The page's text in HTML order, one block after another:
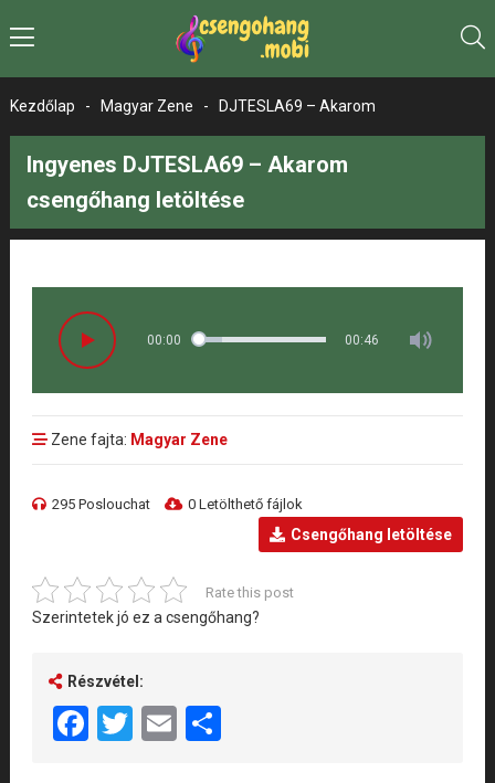
Kezdőlap - Magyar Zene - DJTESLA69 – Akarom
Ingyenes DJTESLA69 – Akarom
csengőhang letöltése
00:00 00:46
Zene fajta: Magyar Zene
295 Poslouchat 0 Letölthető fájlok
Csengőhang letöltése
Rate this post
Szerintetek jó ez a csengőhang?
Részvétel:
Facebook
Twitter
EmailShare